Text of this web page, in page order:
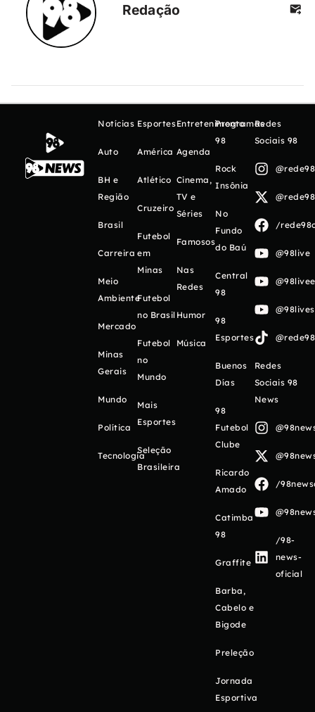
Redação
Notícias
Auto
BH e
Região
Brasil
Carreira
Meio
Ambiente
Mercado
Minas
Gerais
Mundo
Política
Tecnologia
Esportes
América
Atlético
Cruzeiro
Futebol
em
Minas
Futebol
no Brasil
Futebol
no
Mundo
Mais
Esportes
Seleção
Brasileira
Entretenimento
Agenda
Cinema,
TV e
Séries
Famosos
Nas
Redes
Humor
Música
Programas
98
Rock
Insônia
No
Fundo
do Baú
Central
98
98
Esportes
Buenos
Días
98
Futebol
Clube
Ricardo
Amado
Catimba
98
Graffite
Barba,
Cabelo e
Bigode
Preleção
Jornada
Esportiva
Redes
Sociais 98
/
@98live
Redes
Sociais 98
News
/
/98-
news-
oficial